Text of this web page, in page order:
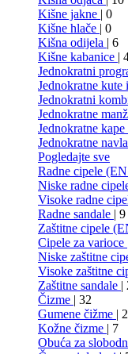
Kišne jakne | 0
Kišne hlače | 0
Kišna odijela | 6
Kišne kabanice |
Jednokratni
Jednokratne kute
Jednokratni
Jednokratne
Jednokratne kape
Jednokratne
Pogledajte sve
Radne cipele
Niske radne
Visoke radne
Radne sandale | 9
Zaštitne cipele
Cipele za varioce
Niske zaštitne
Visoke zaštitne
Zaštitne sandale |
Čizme | 32
Gumene čižme |
Kožne čizme | 7
Obuća za